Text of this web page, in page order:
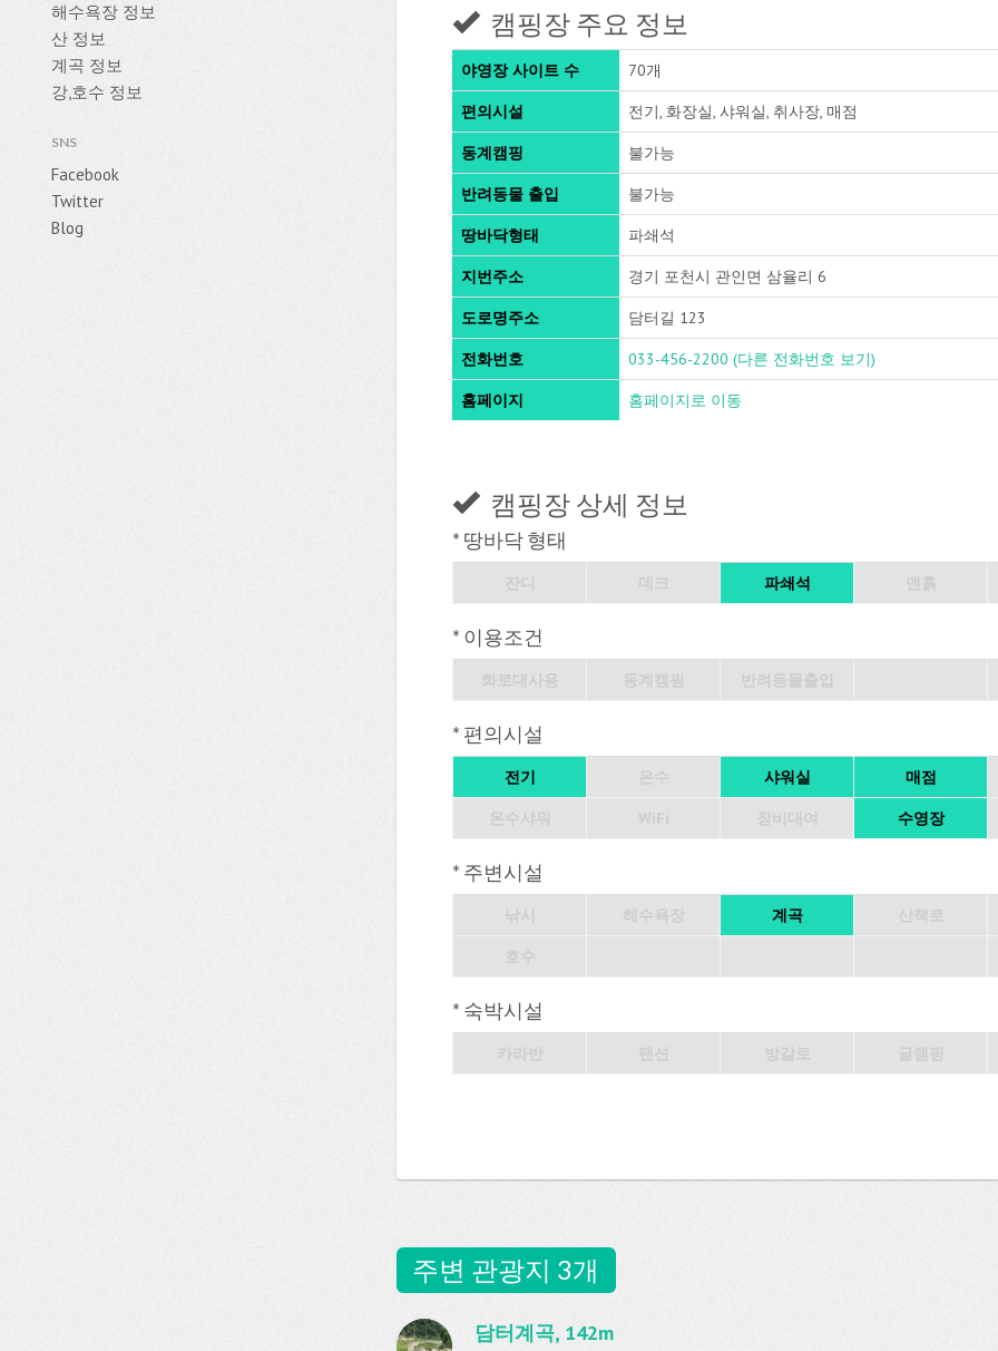
해수욕장 정보
산 정보
계곡 정보
강,호수 정보
SNS
Facebook
Twitter
Blog
캠핑장 주요 정보
야영장 사이트 수 70개
편의시설 전기, 화장실, 샤워실, 취사장, 매점
동계캠핑 불가능
반려동물 출입 불가능
땅바닥형태 파쇄석
지번주소 경기 포천시 관인면 삼율리 6
도로명주소 담터길 123
전화번호 033-456-2200 (다른 전화번호 보기)
홈페이지 홈페이지로 이동
캠핑장 상세 정보
* 땅바닥 형태
파쇄석
* 이용조건
* 편의시설
전기 샤워실 매점
수영장
* 주변시설
계곡
* 숙박시설
주변 관광지 3개
담터계곡, 142m